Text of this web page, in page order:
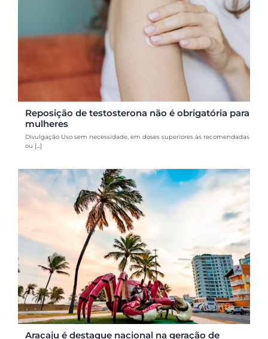
Reposição de testosterona não é obrigatória para
mulheres
Divulgação Uso sem necessidade, em doses superiores às recomendadas
ou [...]
Aracaju é destaque nacional na geração de